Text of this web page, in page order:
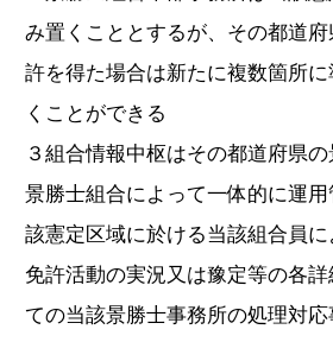
み置くこととするが、その都道
許を得た場合は新たに複数箇所
くことができる
３組合情報中枢はその都道府県
景勝士組合によって一体的に運
該憲定区域に於ける当該組合員
免許活動の実況又は豫定等の各
ての当該景勝士事務所の処理対